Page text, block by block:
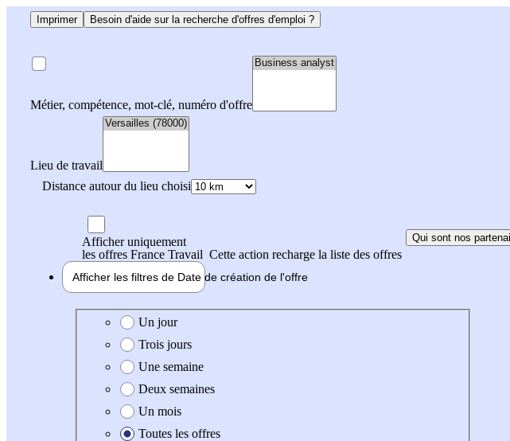
Imprimer Besoin d'aide sur la recherche d'offres d'emploi ?
Métier, compétence, mot-clé, numéro d'offre
Lieu de travail
Distance autour du lieu choisi
Afficher uniquement
les offres France Travail Cette action recharge la liste des offres
Qui sont nos
Afficher les filtres de Date de création de l'offre
Date de création de l'offre
Un jour
Trois jours
Une semaine
Deux semaines
Un mois
Toutes les offres